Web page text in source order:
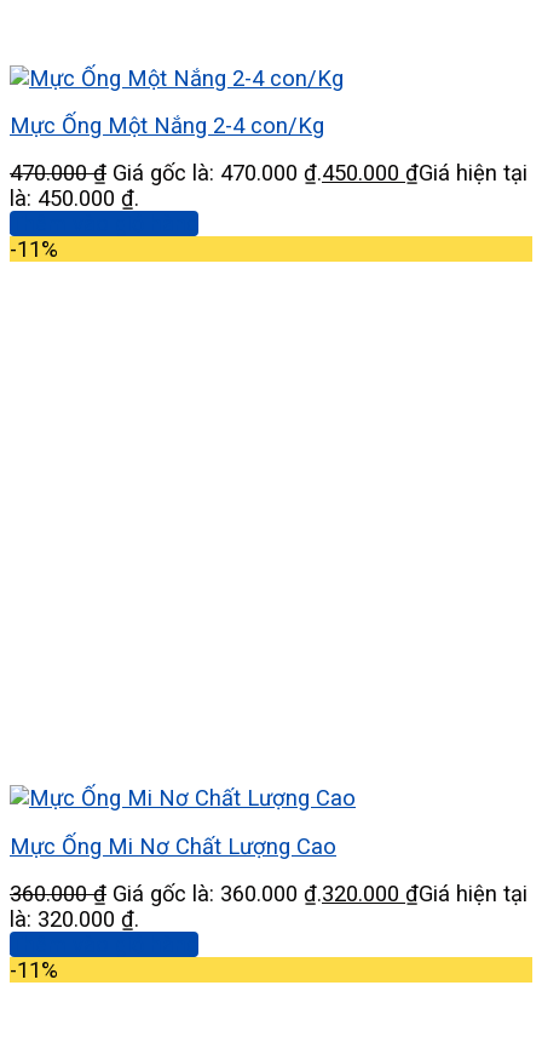
Mực Ống Một Nắng 2-4 con/Kg
470.000₫ Giá gốc là: 470.000 ₫.450.000 ₫Giá hiện tại
là: 450.000 ₫.
-11%
Mực Ống Mi Nơ Chất Lượng Cao
360.000₫ Giá gốc là: 360.000 ₫.320.000 ₫Giá hiện tại
là: 320.000 ₫.
-11%